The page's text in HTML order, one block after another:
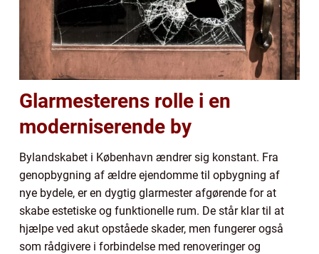
Glarmesterens rolle i en
moderniserende by
Bylandskabet i København ændrer sig konstant. Fra
genopbygning af ældre ejendomme til opbygning af
nye bydele, er en dygtig glarmester afgørende for at
skabe estetiske og funktionelle rum. De står klar til at
hjælpe ved akut opståede skader, men fungerer også
som rådgivere i forbindelse med renoveringer og